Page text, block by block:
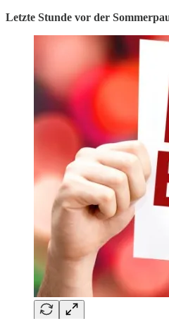
Letzte Stunde vor der